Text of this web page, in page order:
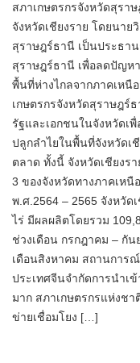
สภาเกษตรกรจังหวัดสุรา
จังหวัดเชียงราย โดยนา
สุราษฎร์ธานี เป็นประธา
สุราษฎร์ธานี เพื่อลดปัญห
พื้นที่ห่างไกลจากภาคเหนื
เกษตรกรจังหวัดสุราษฎร์
รัฐและเอกชนในจังหวัดเ
ปลูกลำไยในพื้นที่จังหวัดเ
ตลาด ทั้งนี้ จังหวัดเชียงร
3 ของจังหวัดทางภาคเห
พ.ศ.2564 – 2565 จังหวัด
ไร่ มีผลผลิตโดยรวม
ช่วงเดือน กรกฎาคม – กั
เดือนสิงหาคม สถานการ
ประเทศจีนจำกัดการนำเ
มาก สภาเกษตรกรแห่งชา
ข่ายเชื่อมโยง […]